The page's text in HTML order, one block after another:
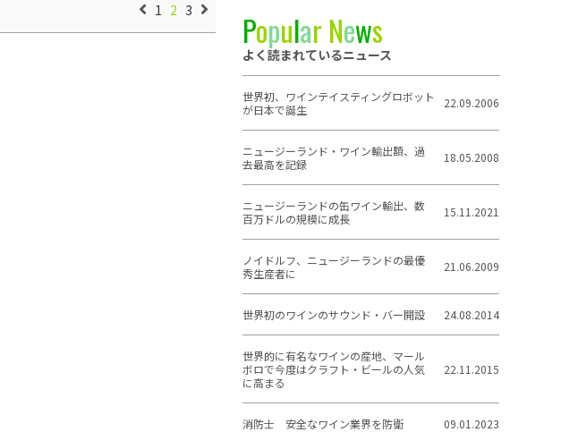
1 2 3 Popular News
よく読まれているニュース
世界初、ワインテイスティングロボット
が日本で誕生
22.09.2006
ニュージーランド・ワイン輸出額、過
去最高を記録
18.05.2008
ニュージーランドの缶ワイン輸出、数
百万ドルの規模に成長
15.11.2021
ノイドルフ、ニュージーランドの最優
秀生産者に
21.06.2009
世界初のワインのサウンド・バー開設 24.08.2014
世界的に有名なワインの産地、マール
ボロで今度はクラフト・ビールの人気
に高まる
22.11.2015
消防士 安全なワイン業界を防衛 09.01.2023